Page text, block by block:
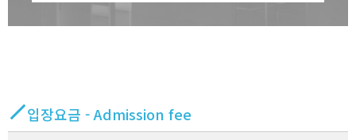
입장요금 - Admission fee